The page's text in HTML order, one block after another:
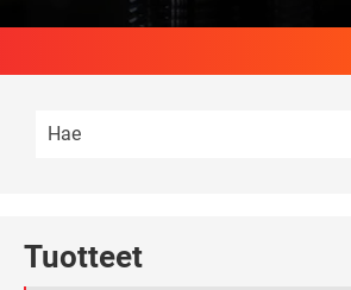
Tuotteet